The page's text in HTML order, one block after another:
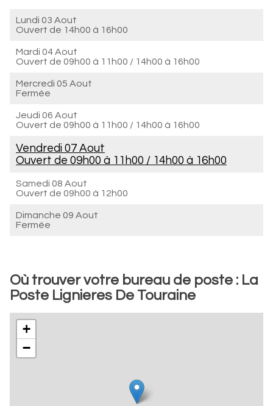
Lundi 03 Aout
Ouvert de 14h00 à 16h00
Mardi 04 Aout
Ouvert de 09h00 à 11h00 / 14h00 à 16h00
Mercredi 05 Aout
Fermée
Jeudi 06 Aout
Ouvert de 09h00 à 11h00 / 14h00 à 16h00
Vendredi 07 Aout
Ouvert de 09h00 à 11h00 / 14h00 à 16h00
Samedi 08 Aout
Ouvert de 09h00 à 12h00
Dimanche 09 Aout
Fermée
Où trouver votre bureau de poste : La
Poste Lignieres De Touraine
+
−